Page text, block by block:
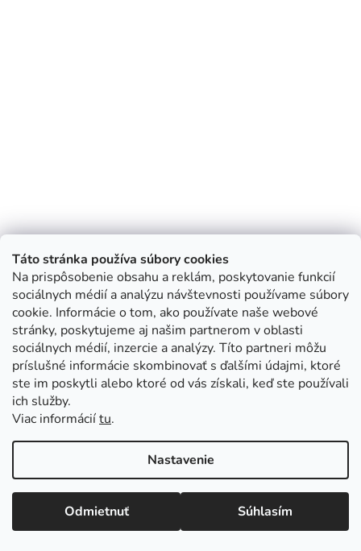
Táto stránka používa súbory cookies
Na prispôsobenie obsahu a reklám, poskytovanie funkcií
sociálnych médií a analýzu návštevnosti používame súbory
cookie. Informácie o tom, ako používate naše webové
stránky, poskytujeme aj našim partnerom v oblasti
sociálnych médií, inzercie a analýzy. Títo partneri môžu
príslušné informácie skombinovať s ďalšími údajmi, ktoré
ste im poskytli alebo ktoré od vás získali, keď ste používali
ich služby.
Viac informáciítu.
Nastavenie
Odmietnuť Súhlasím